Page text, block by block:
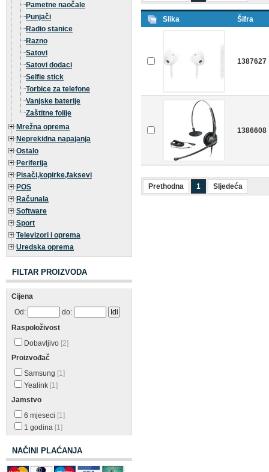
Pametne naočale
Punjači
Radio stanice
Razno
Satovi
Satovi dodaci
Selfie stick
Torbice za telefone
Vanjske baterije
Zaštitne folije
Mrežna oprema
Neprekidna napajanja
Ostalo
Periferija
Pisači,kopirke,faksevi
POS
Računala
Software
Sport
Televizori i oprema
Uredska oprema
FILTAR PROIZVODA
Cijena
Od:
do:
Raspoloživost
Dobavljivo [2]
Proizvođač
Samsung [1]
Yealink [1]
Jamstvo
6 mjeseci [1]
1 godina [1]
NAČINI PLAĆANJA
Slika Šifra
1387627
1386608
Prethodna 1 Sljedeća